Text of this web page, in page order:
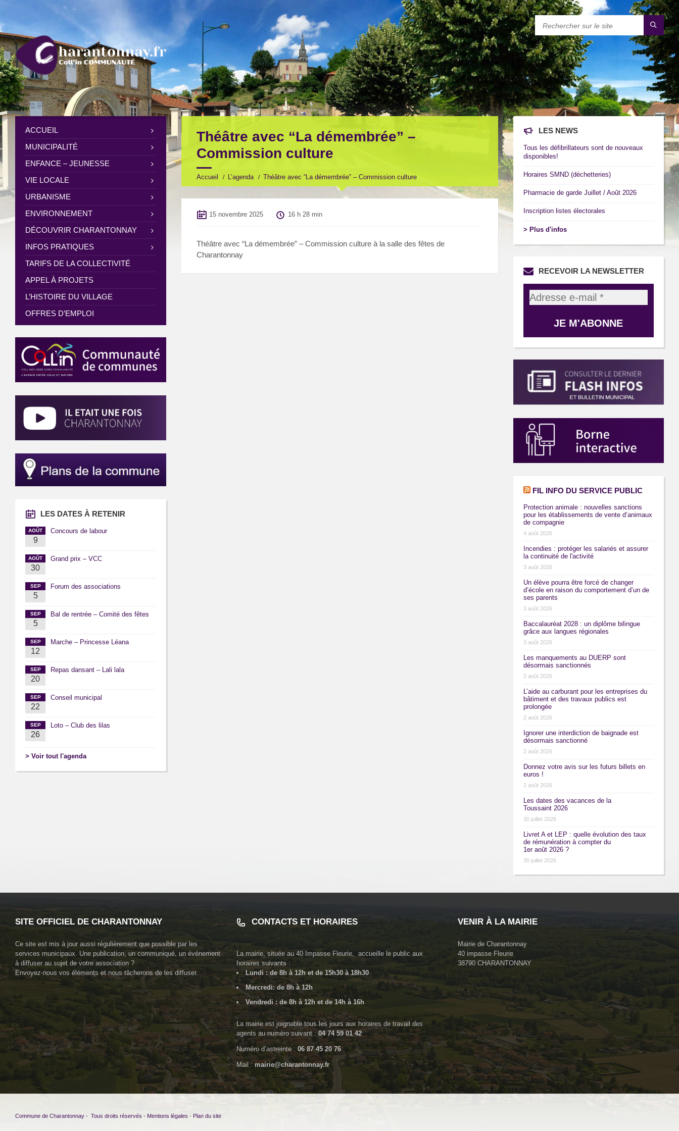
Théâtre avec “La démembrée” –
Commission culture
Accueil L’agenda Théâtre avec “La démembrée” – Commission culture
15 novembre 2025 16 h 28 min
Théâtre avec “La démembrée” – Commission culture à la salle des fêtes de
Charantonnay
ACCUEIL
MUNICIPALITÉ
ENFANCE – JEUNESSE
VIE LOCALE
URBANISME
ENVIRONNEMENT
DÉCOUVRIR CHARANTONNAY
INFOS PRATIQUES
TARIFS DE LA COLLECTIVITÉ
APPEL À PROJETS
L’HISTOIRE DU VILLAGE
OFFRES D’EMPLOI
LES DATES À RETENIR
AOÛT
9
Concours de labour
AOÛT
30
Grand prix – VCC
SEP
5
Forum des associations
SEP
5
Bal de rentrée – Comité des fêtes
SEP
12
Marche – Princesse Léana
SEP
20
Repas dansant – Lali lala
SEP
22
Conseil municipal
SEP
26
Loto – Club des lilas
> Voir tout l'agenda
LES NEWS
Tous les défibrillateurs sont de nouveaux
disponibles!
Horaires SMND (déchetteries)
Pharmacie de garde Juillet / Août 2026
Inscription listes électorales
> Plus d'infos
RECEVOIR LA NEWSLETTER
FIL INFO DU SERVICE PUBLIC
Protection animale : nouvelles sanctions
pour les établissements de vente d’animaux
de compagnie
4 août 2026
Incendies : protéger les salariés et assurer
la continuité de l'activité
3 août 2026
Un élève pourra être forcé de changer
d’école en raison du comportement d’un de
ses parents
3 août 2026
Baccalauréat 2028 : un diplôme bilingue
grâce aux langues régionales
3 août 2026
Les manquements au DUERP sont
désormais sanctionnés
2 août 2026
L’aide au carburant pour les entreprises du
bâtiment et des travaux publics est
prolongée
2 août 2026
Ignorer une interdiction de baignade est
désormais sanctionné
2 août 2026
Donnez votre avis sur les futurs billets en
euros !
2 août 2026
Les dates des vacances de la
Toussaint 2026
30 juillet 2026
Livret A et LEP : quelle évolution des taux
de rémunération à compter du
1er août 2026 ?
30 juillet 2026
SITE OFFICIEL DE CHARANTONNAY
Ce site est mis à jour aussi régulièrement que possible par les
services municipaux. Une publication, un communiqué, un événement
à diffuser au sujet de votre association ?
Envoyez-nous vos éléments et nous tâcherons de les diffuser.
CONTACTS ET HORAIRES
La mairie, située au40 Impasse Fleurie, accueille le public aux
horaires suivants :
Lundi : de 8h à 12h et de 15h30 à 18h30
Mercredi: de 8h à 12h
Vendredi : de 8h à 12h et de 14h à 16h
La mairie est joignable tous les jours aux horaires de travail des
agents au numéro suivant : 04 74 59 01 42
Numéro d’astreinte : 06 87 45 20 76
Mail :mairie@charantonnay.fr
VENIR À LA MAIRIE
Mairie de Charantonnay
40 impasse Fleurie
38790 CHARANTONNAY
Commune de Charantonnay - Tous droits réservés - Mentions légales - Plan du site